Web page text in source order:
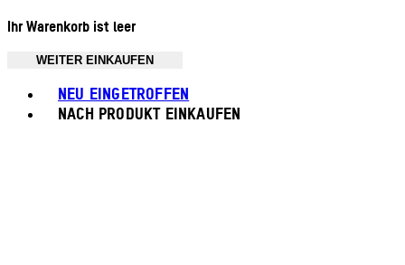
Ihr Warenkorb ist leer
WEITER EINKAUFEN
NEU EINGETROFFEN
NACH PRODUKT EINKAUFEN